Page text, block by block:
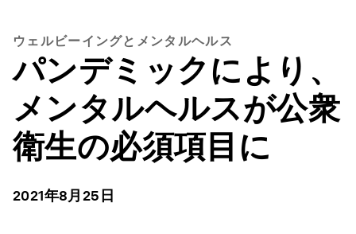
ウェルビーイングとメンタルヘルス
パンデミックにより、
メンタルヘルスが公衆
衛生の必須項目に
2021年8月25日